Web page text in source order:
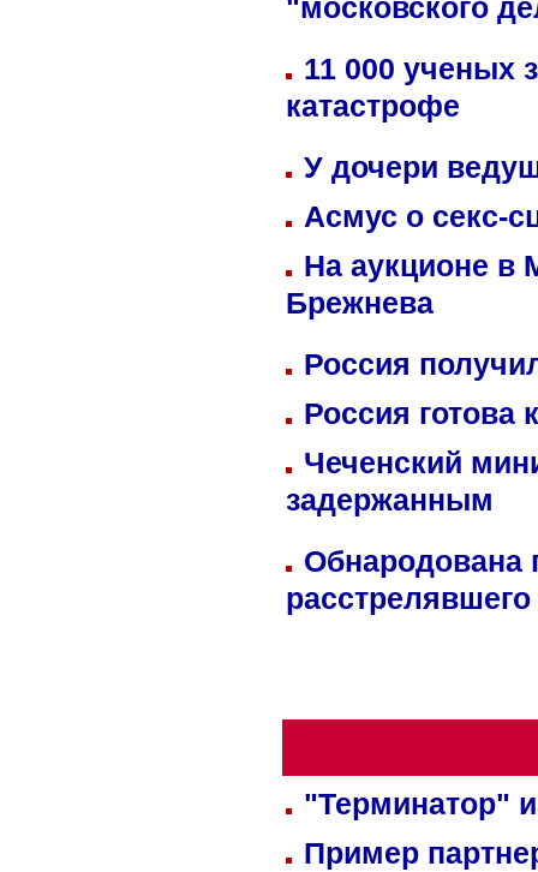
"московского
11 000 ученых
катастрофе
У дочери
Асмус о секс-
На аукционе в
Брежнева
Россия
Россия готова
Чеченский
задержанным
Обнародована
"Терминатор"
Пример